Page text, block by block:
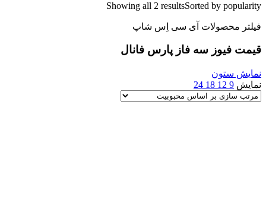
Showing all 2 resultsSorted by popularity
فیلتر محصولات آی سی اِس شاپ
قیمت فیوز سه فاز پارس فانال
نمایش ستون
نمایش 9
12
18
24